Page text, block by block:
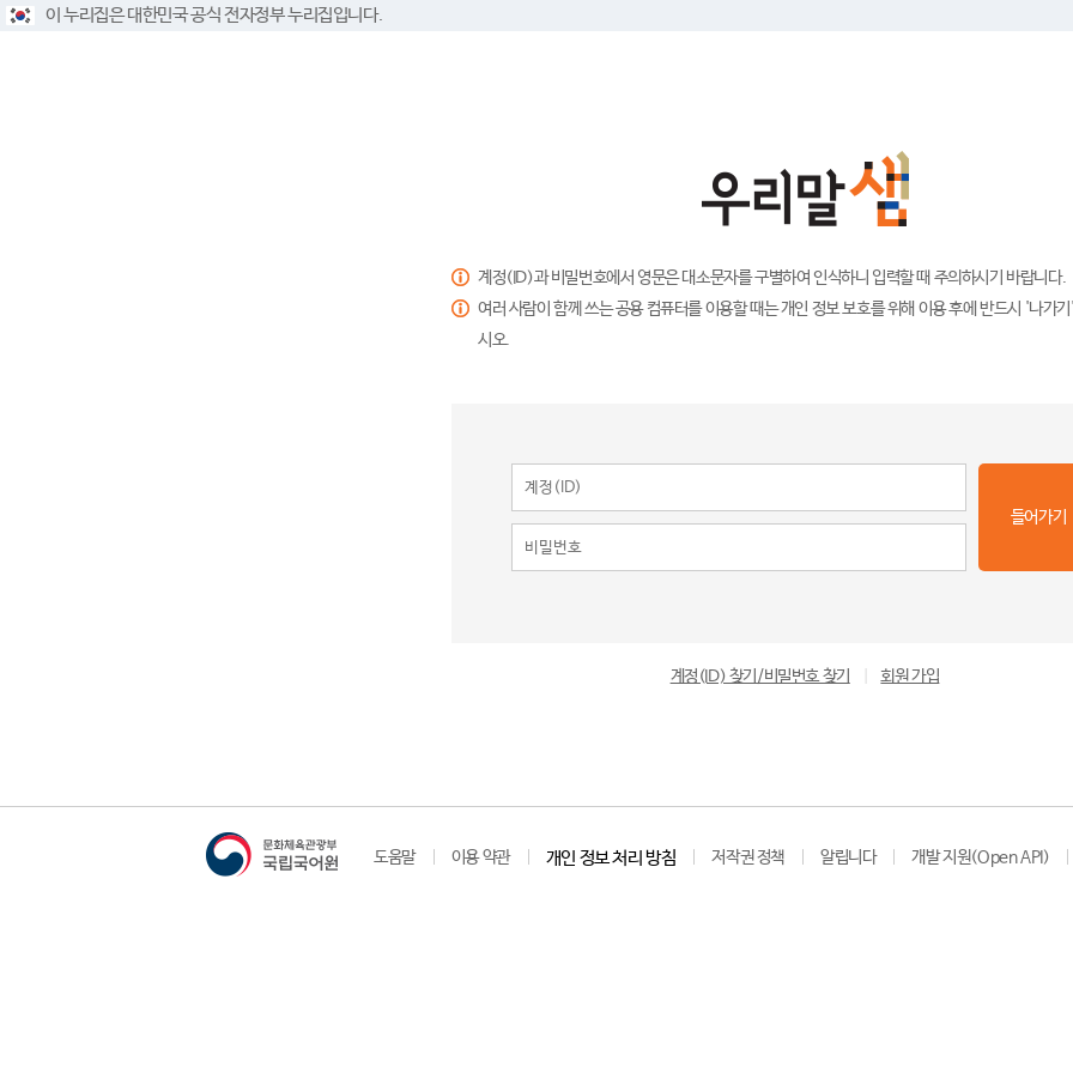
이 누리집은 대한민국 공식 전자정부 누리집입니다.
계정(ID)과 비밀번호에서 영문은 대소문자를 구별하여 인식하니 입력할 때 주의하시기 바랍니다.
여러 사람이 함께 쓰는 공용 컴퓨터를 이용할 때는 개인 정보 보호를 위해 이용 후에 반드시 '나가
시오.
들어가기
계정(ID) 찾기/비밀번호 찾기 회원 가입
도움말 이용 약관 개인 정보 처리 방침 저작권 정책 알립니다 개발 지원(Open API)